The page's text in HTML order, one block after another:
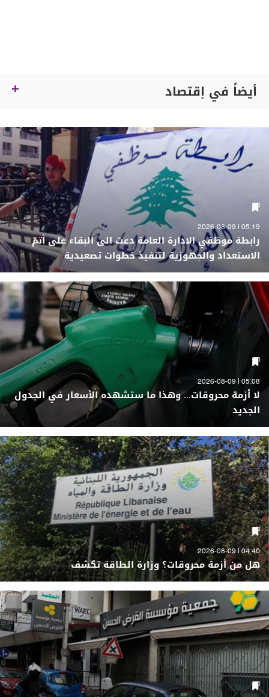
أيضاً في إقتصاد
05:19 | 2026-08-09
رابطة موظفي الادارة العامة دعت الى البقاء على أتمّ
الاستعداد والجهوزية لتنفيذ خطوات تصعيدية
05:08 | 2026-08-09
لا أزمة محروقات... وهذا ما ستشهده الأسعار في الجدول
الجديد
04:40 | 2026-08-09
هل من أزمة محروقات؟ وزارة الطاقة تكشف